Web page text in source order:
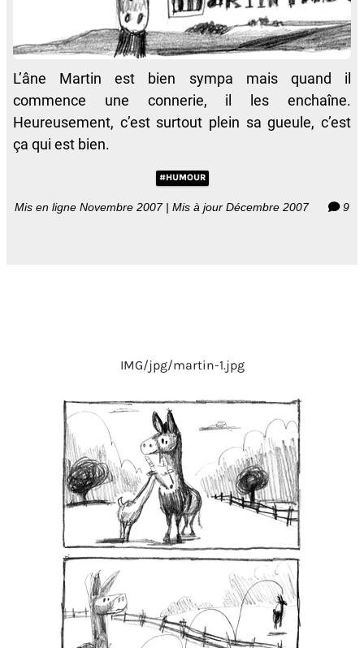
L’âne Martin est bien sympa mais quand il
commence une connerie, il les enchaîne.
Heureusement, c’est surtout plein sa gueule, c’est
ça qui est bien.
#HUMOUR
Mis en ligne Novembre 2007 | Mis à jour Décembre 2007 9
IMG/jpg/martin-1.jpg